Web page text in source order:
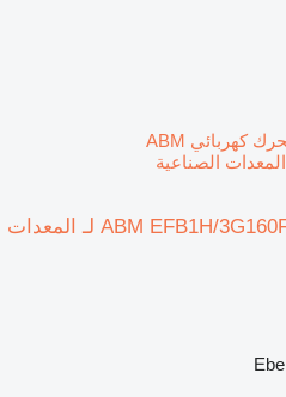
محرك كهربائي ABM
محرك كهربائي ABM EFB1H/3G160F/100/30D32/4 لـ المعدات